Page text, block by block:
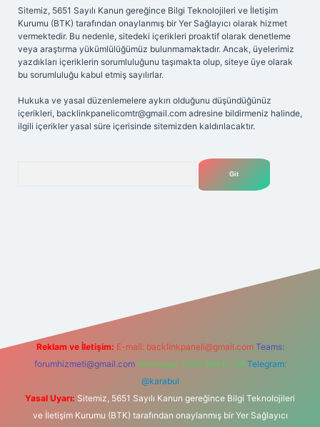
Sitemiz, 5651 Sayılı Kanun gereğince Bilgi Teknolojileri ve İletişim
Kurumu (BTK) tarafından onaylanmış bir Yer Sağlayıcı olarak hizmet
vermektedir. Bu nedenle, sitedeki içerikleri proaktif olarak denetleme
veya araştırma yükümlülüğümüz bulunmamaktadır. Ancak, üyelerimiz
yazdıkları içeriklerin sorumluluğunu taşımakta olup, siteye üye olarak
bu sorumluluğu kabul etmiş sayılırlar.
Hukuka ve yasal düzenlemelere aykırı olduğunu düşündüğünüz
içerikleri, backlinkpanelicomtr@gmail.com adresine bildirmeniz halinde,
ilgili içerikler yasal süre içerisinde sitemizden kaldırılacaktır.
Reklam ve İletişim: E-mail: backlinkpaneli@gmail.com Teams:
forumhizmeti@gmail.com Whatsapp: 0262 606 0 726 Telegram:
@karabul
Yasal Uyarı: Sitemiz, 5651 Sayılı Kanun gereğince Bilgi Teknolojileri
ve İletişim Kurumu (BTK) tarafından onaylanmış bir Yer Sağlayıcı